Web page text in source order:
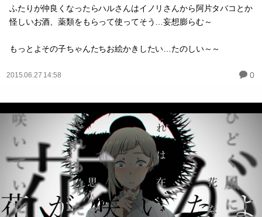
ふたりが仲良くなったらハルさんはイノリさんから阿片タバコとか
怪しいお酒、薬類をもらって使ってそう…妄想膨らむ～
もっとよその子ちゃんたちお絵かきしたい…たのしい～～
2015.06.27 14:58 0